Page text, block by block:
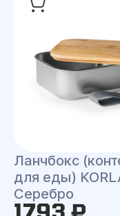
Ланчбокс
для еды)
Серебро